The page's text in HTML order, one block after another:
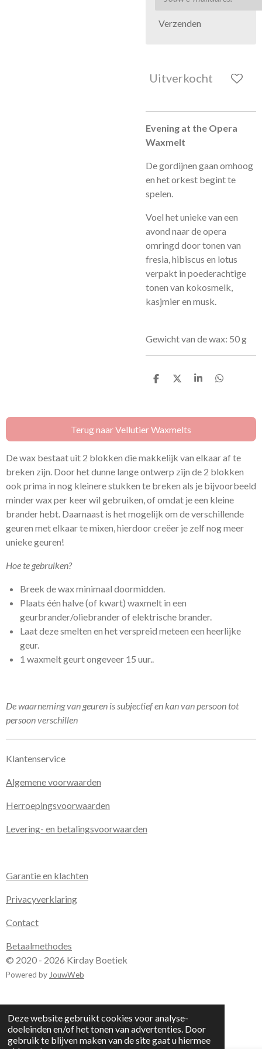
Deze website gebruikt cookies voor analyse-
doeleinden en/of het tonen van advertenties. Door
gebruik te blijven maken van de site gaat u hiermee
Verzenden
Uitverkocht
Evening at the Opera
Waxmelt
De gordijnen gaan omhoog
en het orkest begint te
spelen.
Voel het unieke van een
avond naar de opera
omringd door tonen van
fresia, hibiscus en lotus
verpakt in poederachtige
tonen van kokosmelk,
kasjmier en musk.
Gewicht van de wax: 50 g
D
n
D
S
e
D
n
Terug naar Vellutier Waxmelts
De wax bestaat uit 2 blokken die makkelijk van elkaar af te
breken zijn. Door het dunne lange ontwerp zijn de 2 blokken
ook prima in nog kleinere stukken te breken als je bijvoorbeeld
minder wax per keer wil gebruiken, of omdat je een kleine
brander hebt. Daarnaast is het mogelijk om de verschillende
geuren met elkaar te mixen, hierdoor creëer je zelf nog meer
unieke geuren!
Hoe te gebruiken?
Breek de wax minimaal doormidden.
Plaats één halve (of kwart) waxmelt in een
geurbrander/oliebrander of elektrische brander.
Laat deze smelten en het verspreid meteen een heerlijke
geur.
1 waxmelt geurt ongeveer 15 uur..
De waarneming van geuren is subjectief en kan van persoon tot
persoon verschillen
Klantenservice
Algemene voorwaarden
Herroepingsvoorwaarden
Levering- en betalingsvoorwaarden
Garantie en klachten
Privacyverklaring
Contact
Betaalmethodes
© 2020 - 2026 Kirday Boetiek
Powered by JouwWeb